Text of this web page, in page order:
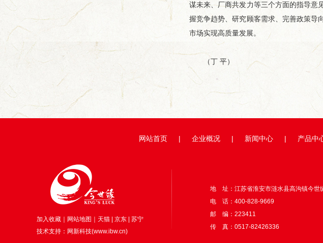
谋未来、厂商共发力等三个方面的指导意
握竞争趋势、研究顾客需求、完善政策导
市场实现高质量发展。
（丁 平）
网站首页 | 企业概况 | 新闻中心 | 产品中
加入收藏 网站地图 天猫 京东
苏宁
技术支持： 网新科技(www.ibw.cn)
地 址：江苏省淮安市涟水县高沟镇今世
电 话：400-828-9669
邮 编：223411
传 真：0517-82426336